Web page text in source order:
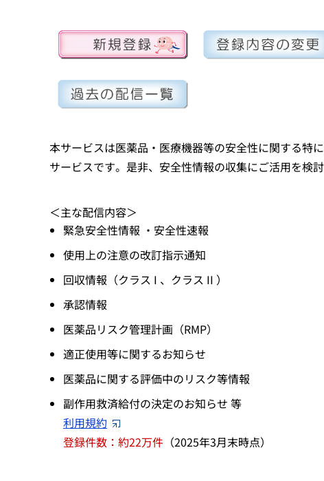
本サービスは医薬品・医療機器等の安全性に関する特
サービスです。是非、安全性情報の収集にご活用を検
＜主な配信内容＞
緊急安全性情報 ・安全性速報
使用上の注意の改訂指示通知
回収情報（クラス I 、クラス II ）
承認情報
医薬品リスク管理計画（RMP）
適正使用等に関するお知らせ
医薬品に関する評価中のリスク等情報
副作用救済給付の決定のお知らせ 等
利用規約
登録件数：約22万件 （2025年3月末時点）